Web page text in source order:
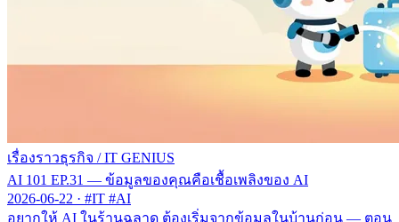
เรื่องราวธุรกิจ / IT GENIUS
AI 101 EP.31 — ข้อมูลของคุณคือเชื้อเพลิงของ AI
2026-06-22 · #IT #AI
อยากให้ AI ในร้านฉลาด ต้องเริ่มจากข้อมูลในบ้านก่อน — ตอน